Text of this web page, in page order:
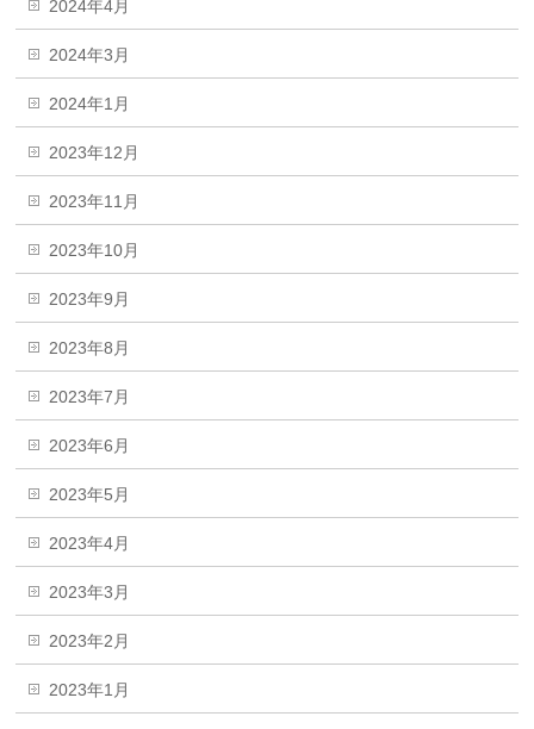
2024年4月
2024年3月
2024年1月
2023年12月
2023年11月
2023年10月
2023年9月
2023年8月
2023年7月
2023年6月
2023年5月
2023年4月
2023年3月
2023年2月
2023年1月